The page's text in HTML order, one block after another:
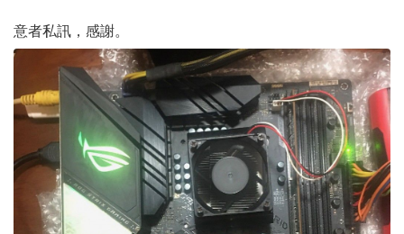
意者私訊，感謝。